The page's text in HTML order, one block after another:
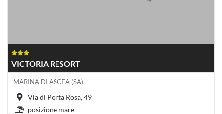
VICTORIA RESORT
MARINA DI ASCEA (SA)
Via di Porta Rosa, 49
posizione mare